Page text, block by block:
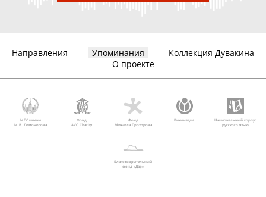
Направления Упоминания
Коллекция Дувакина
О проекте
МГУ имени
М.В. Ломоносова
Фонд
AVC Charity
Фонд
Михаила Прохорова
Викимедиа
Национальный корпус
русского языка
Благотворительный
фонд «Дар»